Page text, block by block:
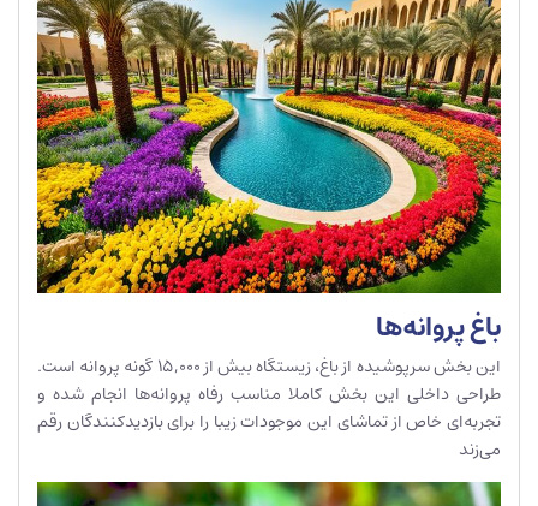
باغ پروانه‌ها
این بخش سرپوشیده از باغ، زیستگاه بیش از 15,000 گونه پروانه است.
طراحی داخلی این بخش کاملا مناسب رفاه پروانه‌ها انجام شده و
تجربه‌ای خاص از تماشای این موجودات زیبا را برای بازدیدکنندگان رقم
می‌زند